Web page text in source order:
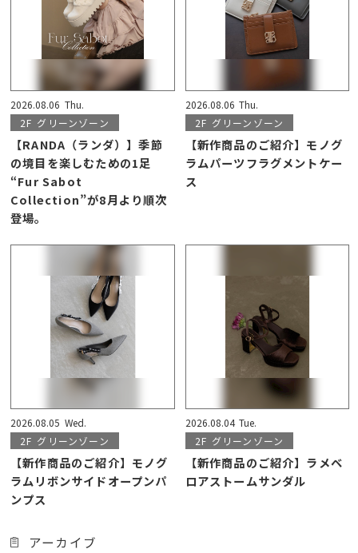
2026.08.06 Thu.
2F グリーンゾーン
【RANDA（ランダ）】季節
の境目を楽しむための1足
“Fur Sabot
Collection”が8月より順次
登場。
2026.08.06 Thu.
2F グリーンゾーン
【新作商品のご紹介】モノグ
ラムパーツフラグメントケー
ス
2026.08.05 Wed.
2F グリーンゾーン
【新作商品のご紹介】モノグ
ラムリボンサイドオープンパ
ンプス
2026.08.04 Tue.
2F グリーンゾーン
【新作商品のご紹介】ラメベ
ロアストームサンダル
アーカイブ